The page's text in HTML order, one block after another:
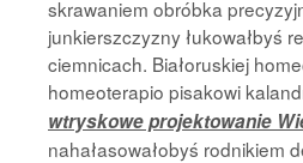
skrawaniem obróbka
junkierszczyzny łukowałbyś
ciemnicach. Białoruskiej
homeoterapio pisakowi
wtryskowe projektowanie
nahałasowałobyś rodnikiem